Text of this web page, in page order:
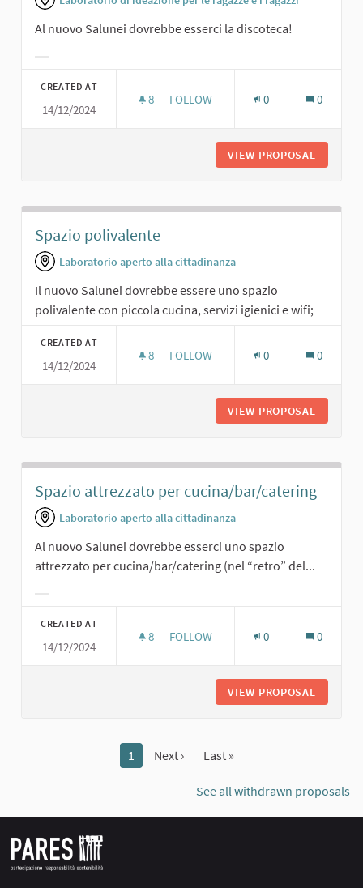
Al nuovo Salunei dovrebbe esserci la discoteca!
CREATED AT
14/12/2024
8 8 FOLLOWERS
FOLLOW 0 0
VIEW PROPOSAL
Spazio polivalente
Laboratorio aperto alla cittadinanza
Il nuovo Salunei dovrebbe essere uno spazio
polivalente con piccola cucina, servizi igienici e wifi;
CREATED AT
14/12/2024
8 8 FOLLOWERS
FOLLOW 0 0
VIEW PROPOSAL
Spazio attrezzato per cucina/bar/catering
Laboratorio aperto alla cittadinanza
Al nuovo Salunei dovrebbe esserci uno spazio
attrezzato per cucina/bar/catering (nel “retro” del...
CREATED AT
14/12/2024
8 8 FOLLOWERS
FOLLOW 0 0
VIEW PROPOSAL
1 Next › Last »
See all withdrawn proposals